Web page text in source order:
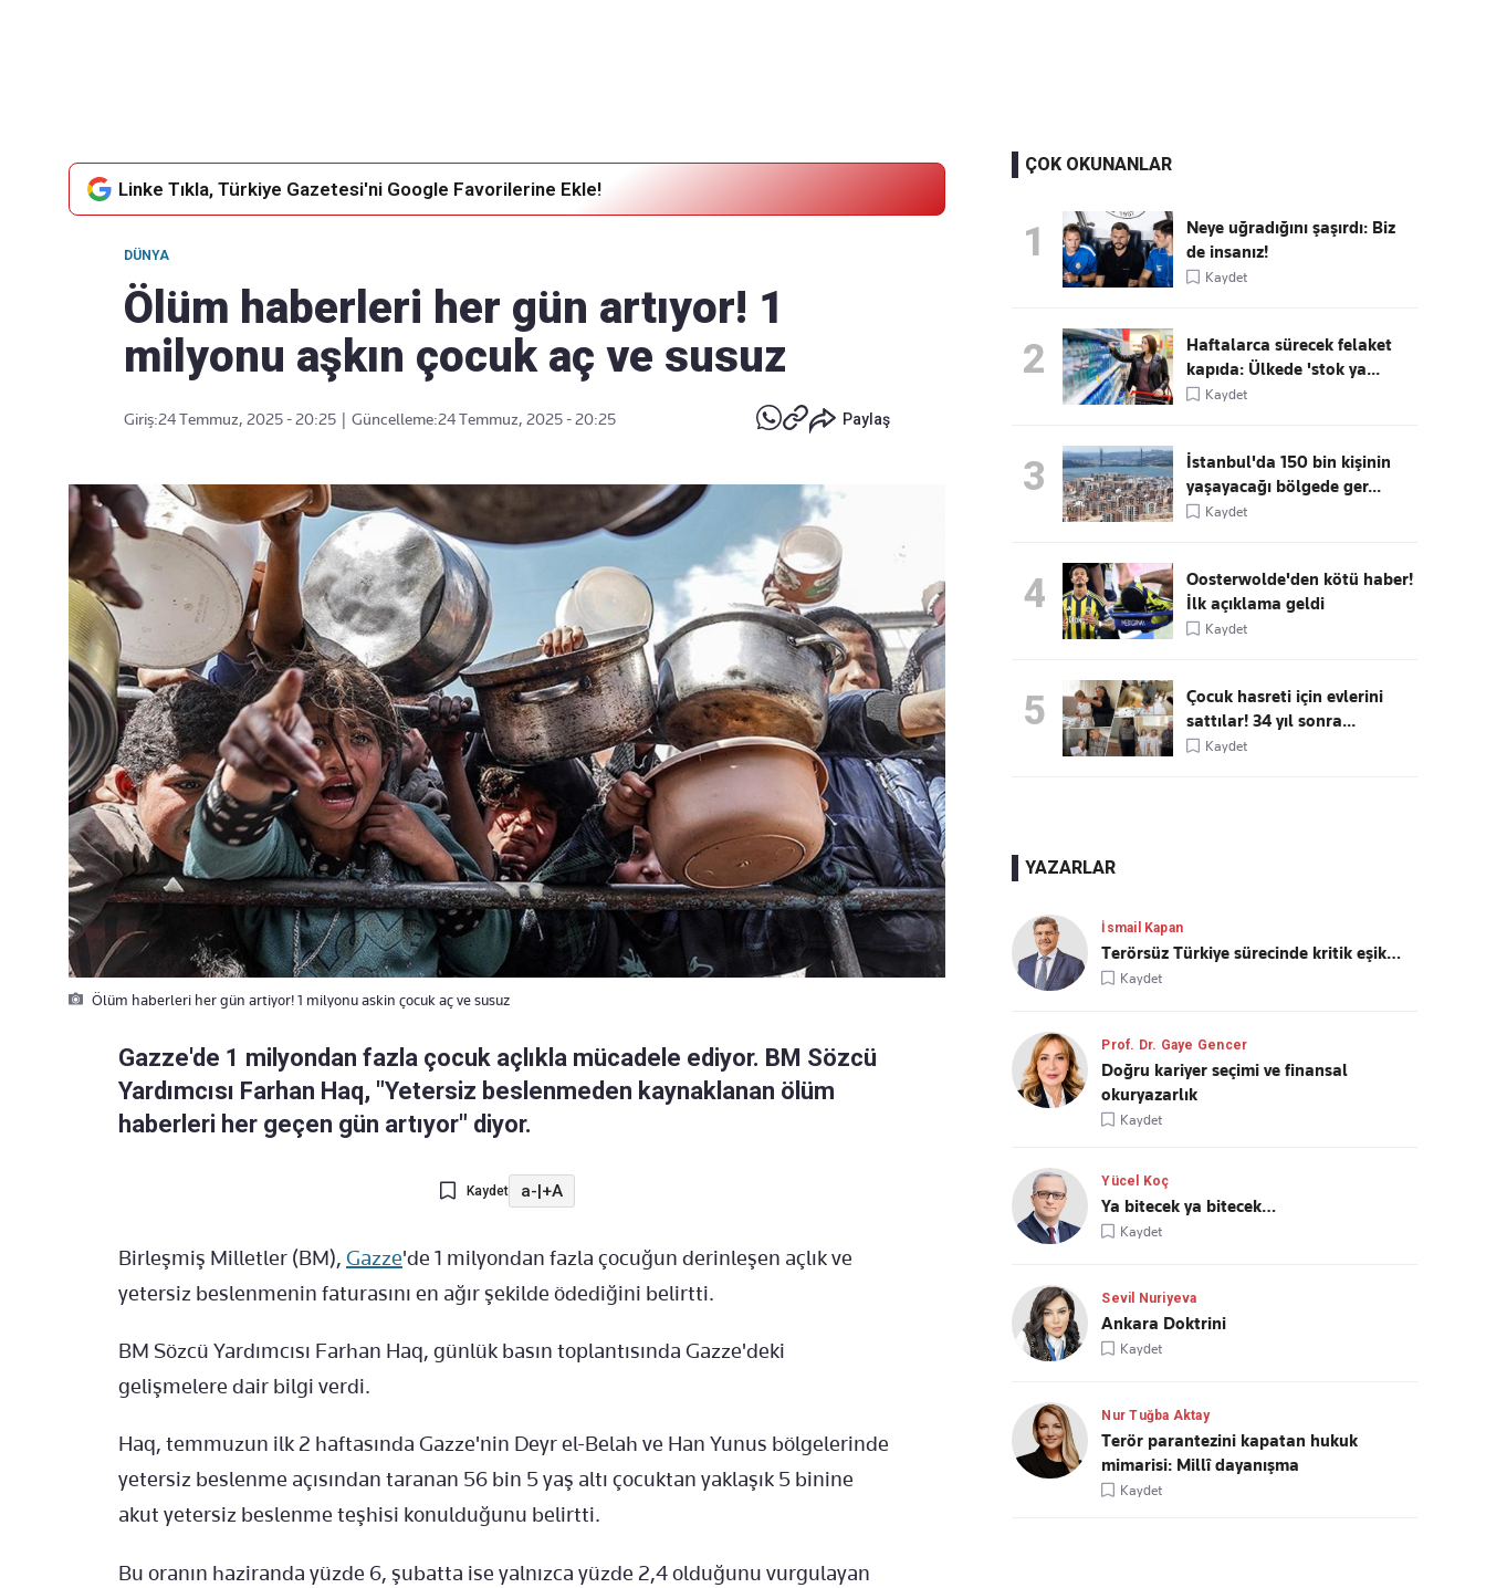
Linke Tıkla, Türkiye Gazetesi'ni Google Favorilerine Ekle!
DÜNYA
Ölüm haberleri her gün artıyor! 1
milyonu aşkın çocuk aç ve susuz
Giriş:24 Temmuz, 2025 - 20:25 Güncelleme:24 Temmuz, 2025 - 20:25 Paylaş
Ölüm haberleri her gün artiyor! 1 milyonu askin çocuk aç ve susuz
Gazze'de 1 milyondan fazla çocuk açlıkla mücadele ediyor. BM Sözcü
Yardımcısı Farhan Haq, "Yetersiz beslenmeden kaynaklanan ölüm
haberleri her geçen gün artıyor" diyor.
Kaydet a-|+A
Birleşmiş Milletler (BM), Gazze'de 1 milyondan fazla çocuğun derinleşen açlık ve
yetersiz beslenmenin faturasını en ağır şekilde ödediğini belirtti.
BM Sözcü Yardımcısı Farhan Haq, günlük basın toplantısında Gazze'deki
gelişmelere dair bilgi verdi.
Haq, temmuzun ilk 2 haftasında Gazze'nin Deyr el-Belah ve Han Yunus bölgelerinde
yetersiz beslenme açısından taranan 56 bin 5 yaş altı çocuktan yaklaşık 5 binine
akut yetersiz beslenme teşhisi konulduğunu belirtti.
Bu oranın haziranda yüzde 6, şubatta ise yalnızca yüzde 2,4 olduğunu vurgulayan
ÇOK OKUNANLAR
1
Neye uğradığını şaşırdı: Biz
de insanız!
Kaydet
2
Haftalarca sürecek felaket
kapıda: Ülkede 'stok ya...
Kaydet
3
İstanbul'da 150 bin kişinin
yaşayacağı bölgede ger...
Kaydet
4
Oosterwolde'den kötü haber!
İlk açıklama geldi
Kaydet
5
Çocuk hasreti için evlerini
sattılar! 34 yıl sonra...
Kaydet
YAZARLAR
İsmail Kapan
Terörsüz Türkiye sürecinde kritik eşik…
Kaydet
Prof. Dr. Gaye Gencer
Doğru kariyer seçimi ve finansal
okuryazarlık
Kaydet
Yücel Koç
Ya bitecek ya bitecek…
Kaydet
Sevil Nuriyeva
Ankara Doktrini
Kaydet
Nur Tuğba Aktay
Terör parantezini kapatan hukuk
mimarisi: Millî dayanışma
Kaydet